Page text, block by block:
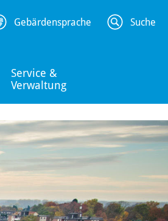
Service &
Verwaltung
Gebärdensprache Suche